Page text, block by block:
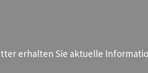
erhalten Sie aktuelle